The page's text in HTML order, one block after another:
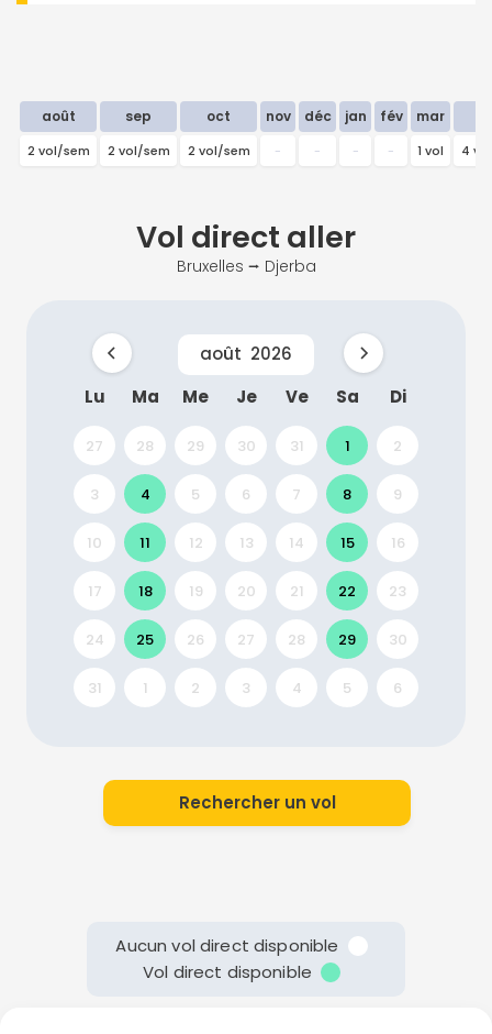
août sep oct nov déc jan fév mar
2 vol/sem 2 vol/sem 2 vol/sem - - - - 1 vol 4
Vol direct aller
Bruxelles ⭢ Djerba
août 2026
Lu
Ma Me Je Ve Sa Di
27 28 29 30 31 1 2
3 4 5 6 7 8 9
10 11 12 13 14 15 16
17 18 19 20 21 22 23
24 25 26 27 28 29 30
31 1 2 3 4 5 6
Rechercher un vol
Aucun vol direct disponible
Vol direct disponible